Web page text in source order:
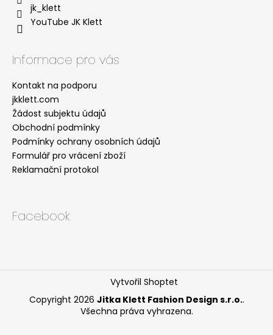
jk_klett
YouTube JK Klett
Informace pro vás
Kontakt na podporu
jkklett.com
Žádost subjektu údajů
Obchodní podmínky
Podmínky ochrany osobních údajů
Formulář pro vrácení zboží
Reklamační protokol
Facebook
Vytvořil Shoptet
Copyright 2026 Jitka Klett Fashion Design s.r.o..
Všechna práva vyhrazena.